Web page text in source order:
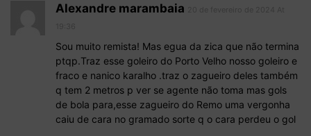
Alexandre marambaia
Sou muito remista! Mas egua da zica que não termina
ptqp.Traz esse goleiro do Porto Velho nosso goleiro e
fraco e nanico karalho .traz o zagueiro deles também
q tem 2 metros p ver se agente não toma mas gols
de bola para,esse zagueiro do Remo uma vergonha
caiu de cara no gramado sorte q o cara perdeu o gol